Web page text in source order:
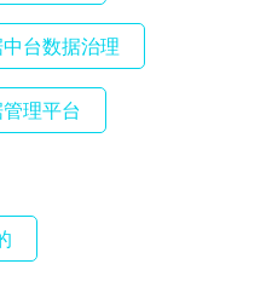
台数据治理
理平台